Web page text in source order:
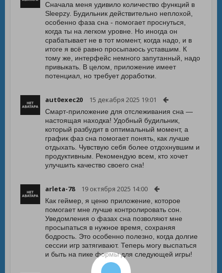
Сначала меня удивило количество функций в
Sleepzy. Будильник действительно неплохой,
особенно фаза сна - помогает проснуться,
когда ты на легком уровне. Но иногда он
срабатывает не в тот момент, когда надо, и в
итоге я всё равно просыпаюсь уставшим. К
тому же, интерфейс немного запутанный, надо
привыкать. В целом, приложение имеет
потенциал, но требует доработки.
aut0exec20 15 декабря 2025 19:01
Смарт-приложение для отслеживания сна —
настоящая находка! Удобный будильник,
который разбудит в оптимальный момент, а
график фаз сна помогает понять, как лучше
отдыхать. Чувствую себя более отдохнувшим и
продуктивным. Рекомендую всем, кто хочет
улучшить качество своего сна!
arleta-78 19 октября 2025 14:00
Как геймер, я ценю приложение, которое
помогает мне лучше контролировать сон.
Уведомления о фазах сна позволяют мне
просыпаться в нужное время, сохраняя
бодрость. Это особенно полезно, когда долгие
сессии игр затягивают. Теперь могу выспаться
и быть на пике формы для следующей игры!